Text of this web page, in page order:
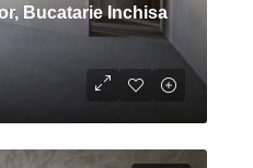
Bucatarie Inchisa